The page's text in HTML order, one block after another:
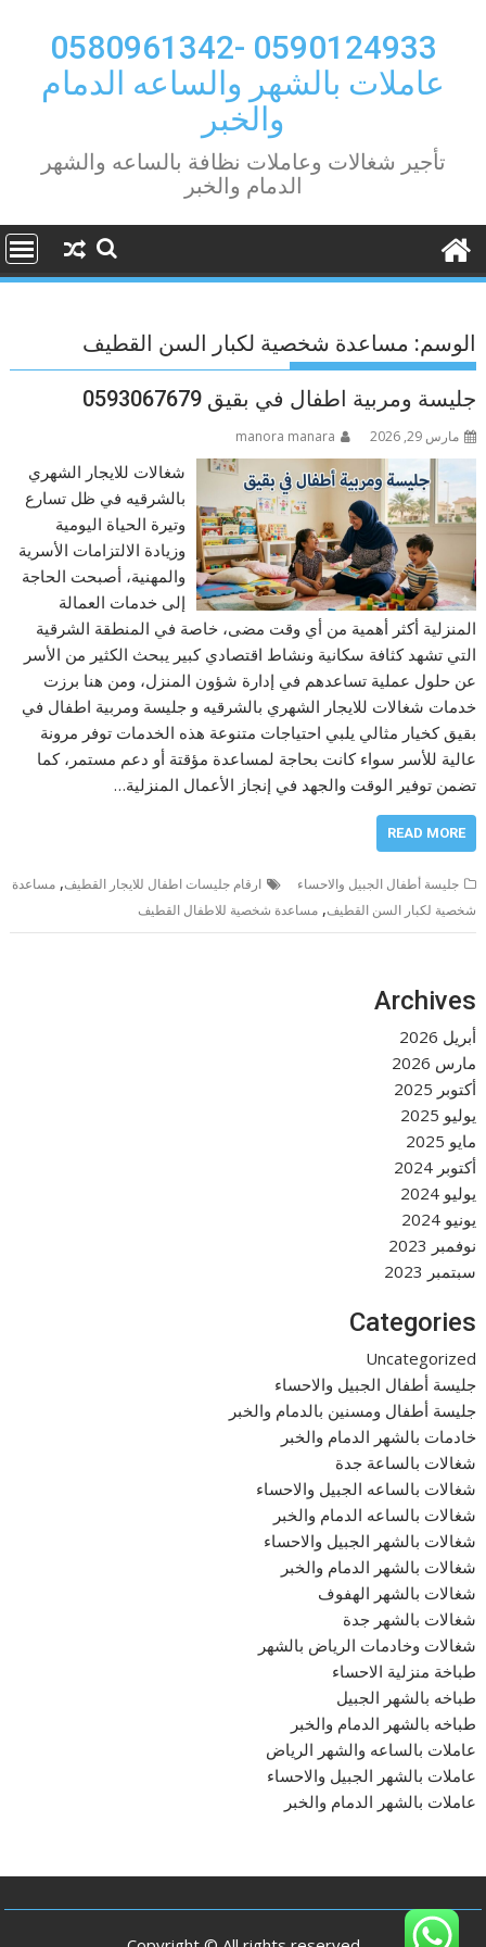
content
0590124933 -0580961342
عاملات بالشهر والساعه الدمام
والخبر
تأجير شغالات وعاملات نظافة بالساعه والشهر
الدمام والخبر
الوسم: مساعدة شخصية لكبار السن القطيف
جليسة ومربية اطفال في بقيق 0593067679
مارس 29, 2026 manora manara
شغالات للايجار الشهري
بالشرقيه في ظل تسارع
وتيرة الحياة اليومية
وزيادة الالتزامات الأسرية
والمهنية، أصبحت الحاجة
إلى خدمات العمالة
المنزلية أكثر أهمية من أي وقت مضى، خاصة في المنطقة الشرقية
التي تشهد كثافة سكانية ونشاط اقتصادي كبير يبحث الكثير من الأسر
عن حلول عملية تساعدهم في إدارة شؤون المنزل، ومن هنا برزت
خدمات شغالات للايجار الشهري بالشرقيه و جليسة ومربية اطفال في
بقيق كخيار مثالي يلبي احتياجات متنوعة هذه الخدمات توفر مرونة
عالية للأسر سواء كانت بحاجة لمساعدة مؤقتة أو دعم مستمر، كما
تضمن توفير الوقت والجهد في إنجاز الأعمال المنزلية…
READ MORE
جليسة أطفال الجبيل والاحساء ارقام جليسات اطفال للايجار القطيف,مساعدة
شخصية لكبار السن القطيف,مساعدة شخصية للاطفال القطيف
Archives
أبريل 2026
مارس 2026
أكتوبر 2025
يوليو 2025
مايو 2025
أكتوبر 2024
يوليو 2024
يونيو 2024
نوفمبر 2023
سبتمبر 2023
Categories
Uncategorized
جليسة أطفال الجبيل والاحساء
جليسة أطفال ومسنين بالدمام والخبر
خادمات بالشهر الدمام والخبر
شغالات بالساعة جدة
شغالات بالساعه الجبيل والاحساء
شغالات بالساعه الدمام والخبر
شغالات بالشهر الجبيل والاحساء
شغالات بالشهر الدمام والخبر
شغالات بالشهر الهفوف
شغالات بالشهر جدة
شغالات وخادمات الرياض بالشهر
طباخة منزلية الاحساء
طباخه بالشهر الجبيل
طباخه بالشهر الدمام والخبر
عاملات بالساعه والشهر الرياض
عاملات بالشهر الجبيل والاحساء
عاملات بالشهر الدمام والخبر